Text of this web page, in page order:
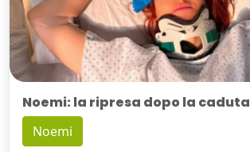
Noemi: la ripresa dopo la caduta
Noemi